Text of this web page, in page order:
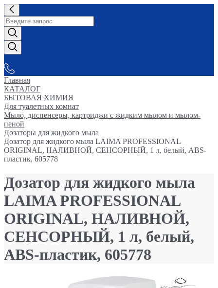
Главная
КАТАЛОГ
БЫТОВАЯ ХИМИЯ
Для туалетных комнат
Мыло, диспенсеры, картриджи с жидким мылом и мылом-
пеной
Дозаторы для жидкого мыла
Дозатор для жидкого мыла LAIMA PROFESSIONAL
ORIGINAL, НАЛИВНОЙ, СЕНСОРНЫЙ, 1 л, белый, ABS-
пластик, 605778
Дозатор для жидкого мыла
LAIMA PROFESSIONAL
ORIGINAL, НАЛИВНОЙ,
СЕНСОРНЫЙ, 1 л, белый,
ABS-пластик, 605778